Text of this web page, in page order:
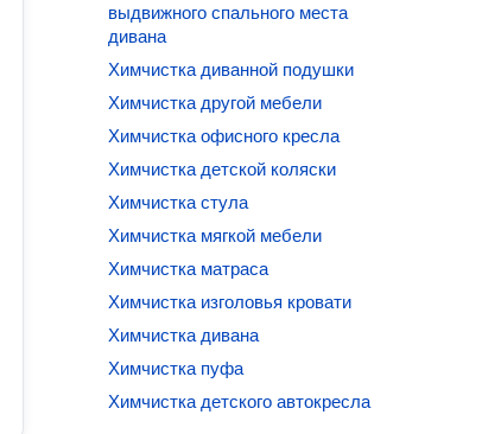
выдвижного спального места
дивана
Химчистка диванной подушки
Химчистка другой мебели
Химчистка офисного кресла
Химчистка детской коляски
Химчистка стула
Химчистка мягкой мебели
Химчистка матраса
Химчистка изголовья кровати
Химчистка дивана
Химчистка пуфа
Химчистка детского автокресла